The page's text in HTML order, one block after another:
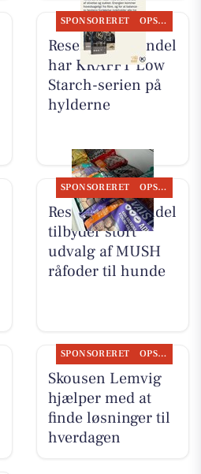
SPONSORERET OPSLAGSTAVLEN
Resen Landhandel
har KRAFFT Low
Starch-serien på
hylderne
SPONSORERET OPSLAGSTAVLEN
Resen Landhandel
tilbyder stort
udvalg af MUSH
råfoder til hunde
SPONSORERET OPSLAGSTAVLEN
Skousen Lemvig
hjælper med at
finde løsninger til
hverdagen